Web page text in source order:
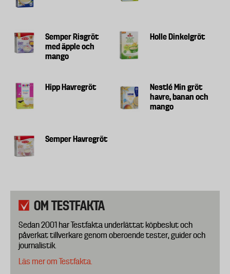
Semper Risgröt
med äpple och
mango
Holle Dinkelgröt
Hipp Havregröt
Nestlé Min gröt
havre, banan och
mango
Semper Havregröt
OM TESTFAKTA
Sedan 2001 har Testfakta underlättat köpbeslut och
påverkat tillverkare genom oberoende tester, guider och
journalistik.
Läs mer om Testfakta.